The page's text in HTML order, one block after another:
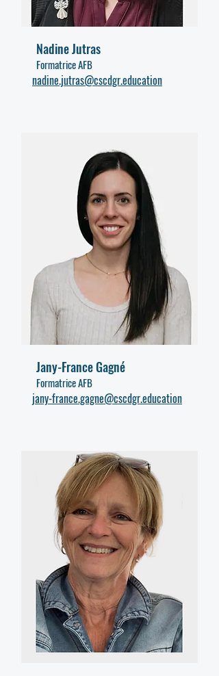
Nadine Jutras
Formatrice AFB
nadine.jutras@cscdgr.education
Jany-France Gagné
Formatrice AFB
jany-france.gagne@cscdgr.education